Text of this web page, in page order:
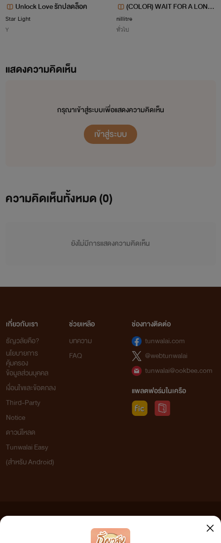
Unlock Love รักปลดล็อค
Star Light
Y
(COLOR) WAIT FOR A LONG
TIME รู้ไหมว่ารอมานาน
nillitre
ทั่วไป
แสดงความคิดเห็น
กรุณาเข้าสู่ระบบเพื่อแสดงความคิดเห็น
เข้าสู่ระบบ
ความคิดเห็นทั้งหมด (0)
ยังไม่มีการแสดงความคิดเห็น
เกี่ยวกับเรา
ธัญวลัยคือ?
นโยบายการ
คุ้มครอง
ข้อมูลส่วนบุคคล
เงื่อนไขและข้อตกลง
Third-Party
Notice
ดาวน์โหลด
Tunwalai Easy
(สำหรับ Android)
ช่วยเหลือ
บทความ
FAQ
ช่องทางติดต่อ
tunwalai.com
@webtunwalai
tunwalai@ookbee.com
แพลตฟอร์มในเครือ
เว็บไซต์แห่งนี้ไม่ได้เห็นด้วยและไม่ขอรับผิดชอบต่อข้อความใดๆ ทั้งสิ้น ดังนั้นผู้อ่านทุกท่านโปรดใช้